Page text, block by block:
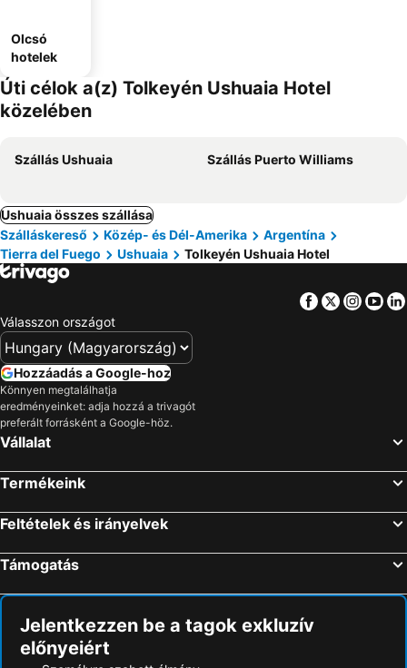
Olcsó
hotelek
Úti célok a(z) Tolkeyén Ushuaia Hotel
közelében
Szállás Ushuaia Szállás Puerto Williams
Ushuaia összes szállása
Szálláskereső
Közép- és Dél-Amerika
Argentína
Tierra del Fuego
Ushuaia Tolkeyén Ushuaia Hotel
Facebook
Twitter
Válasszon országot
Hozzáadás a Google-hoz
Könnyen megtalálhatja
eredményeinket: adja hozzá a trivagót
preferált forrásként a Google-höz.
Vállalat
Termékeink
Feltételek és irányelvek
Támogatás
Jelentkezzen be a tagok exkluzív
előnyeiért